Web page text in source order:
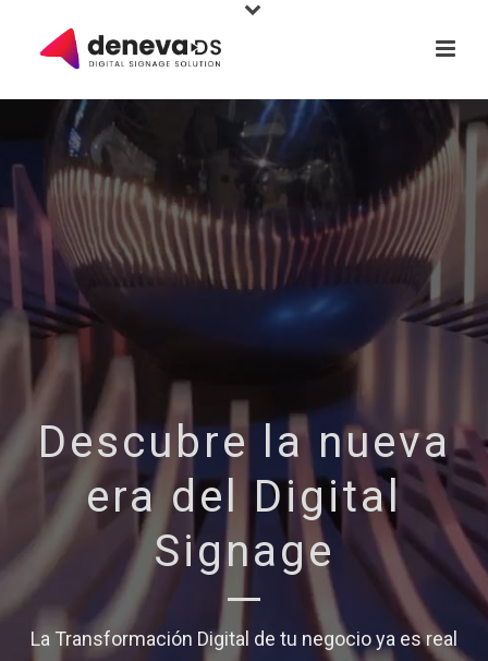
Descubre la nueva
era del Digital
Signage
La Transformación Digital de tu negocio ya es real